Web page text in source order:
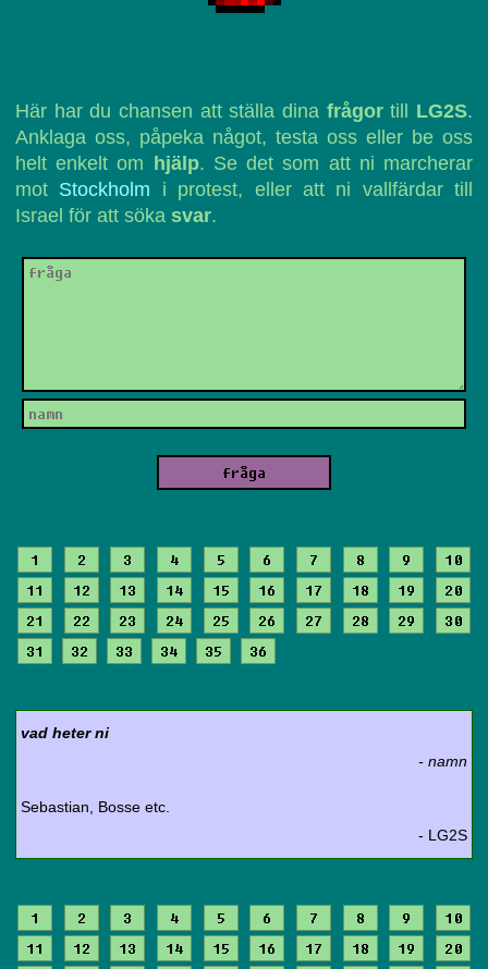
Här har du chansen att ställa dina frågortill LG2S.
Anklaga oss, påpeka något, testa oss eller be oss
helt enkelt om
hjälp. Se det som att ni marcherar
mot Stockholm i protest, eller att ni vallfärdar till
Israel för att söka svar.
1 2 3 4 5 6 7 8 9
10
11
12 13 14 15 16 17 18 19
20
21
22 23 24 25 26 27 28 29
30
31
32 33 34 35 36
vad heter ni
- namn
Sebastian, Bosse etc.
- LG2S
1 2 3 4 5 6 7 8 9
10
11
12 13 14 15 16 17 18 19 20